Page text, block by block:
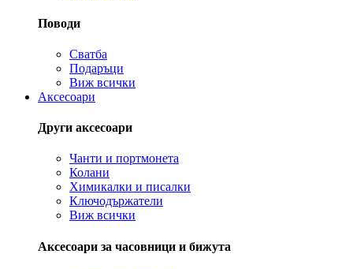
Поводи
Сватба
Подаръци
Виж всички
Аксесоари
Други аксесоари
Чанти и портмонета
Колани
Химикалки и писалки
Ключодържатели
Виж всички
Аксесоари за часовници и бижута